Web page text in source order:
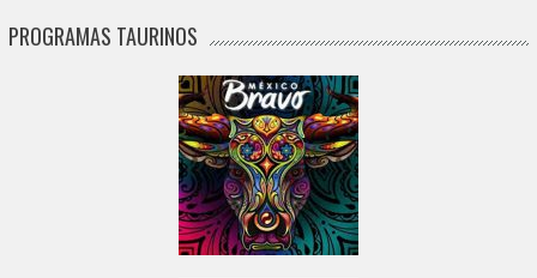
PROGRAMAS TAURINOS